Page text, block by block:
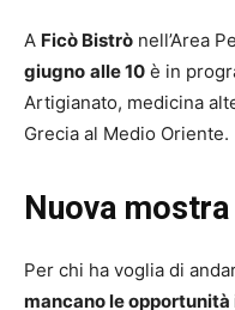
A Ficò Bistrò nell’Area
giugno alle 10 è in
Artigianato, medicina
Grecia al Medio Oriente.
Nuova
Per chi ha voglia di
mancano le